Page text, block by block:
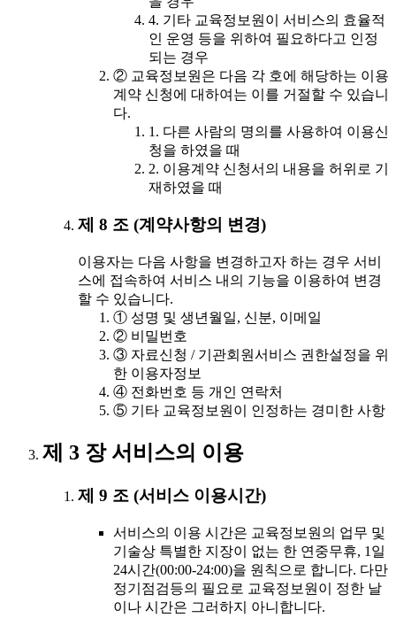
4. 기타 교육정보원이 서비스의 효율적
인 운영 등을 위하여 필요하다고 인정
되는 경우
② 교육정보원은 다음 각 호에 해당하는 이용
계약 신청에 대하여는 이를 거절할 수 있습니
다.
1. 다른 사람의 명의를 사용하여 이용신
청을 하였을 때
2. 이용계약 신청서의 내용을 허위로 기
재하였을 때
제 8 조 (계약사항의 변경)
이용자는 다음 사항을 변경하고자 하는 경우 서비
스에 접속하여 서비스 내의 기능을 이용하여 변경
할 수 있습니다.
① 성명 및 생년월일, 신분, 이메일
② 비밀번호
③ 자료신청 / 기관회원서비스 권한설정을 위
한 이용자정보
④ 전화번호 등 개인 연락처
⑤ 기타 교육정보원이 인정하는 경미한 사항
제 3 장 서비스의 이용
제 9 조 (서비스 이용시간)
서비스의 이용 시간은 교육정보원의 업무 및
기술상 특별한 지장이 없는 한 연중무휴, 1일
24시간(00:00-24:00)을 원칙으로 합니다. 다만
정기점검등의 필요로 교육정보원이 정한 날
이나 시간은 그러하지 아니합니다.